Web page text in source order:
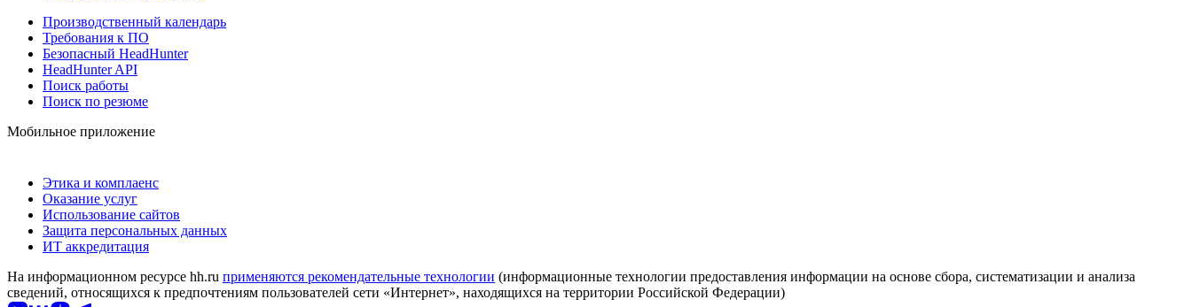
Производственный календарь
Требования к ПО
Безопасный HeadHunter
HeadHunter API
Поиск работы
Поиск по резюме
Мобильное приложение
Этика и комплаенс
Оказание услуг
Использование сайтов
Защита персональных данных
ИТ аккредитация
На информационном ресурсе hh.ru применяются рекомендательные технологии (информационные технологии предоставления информации на основе сбора, систематизации и анализа
сведений, относящихся к предпочтениям пользователей сети «Интернет», находящихся на территории Российской Федерации)